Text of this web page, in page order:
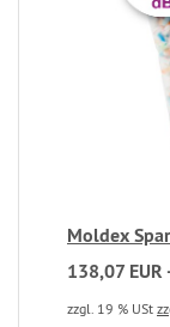
Moldex
138,07 EUR
zzgl. 19 % USt